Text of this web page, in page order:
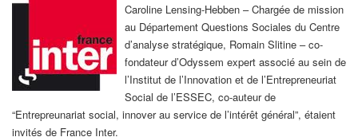
Caroline Lensing-Hebben – Chargée de mission
au Département Questions Sociales du Centre
d’analyse stratégique, Romain Slitine – co-
fondateur d’Odyssem expert associé au sein de
l’Institut de l’Innovation et de l’Entrepreneuriat
Social de l’ESSEC, co-auteur de
“Entrepreunariat social, innover au service de l’intérêt général”, étaient
invités de France Inter.